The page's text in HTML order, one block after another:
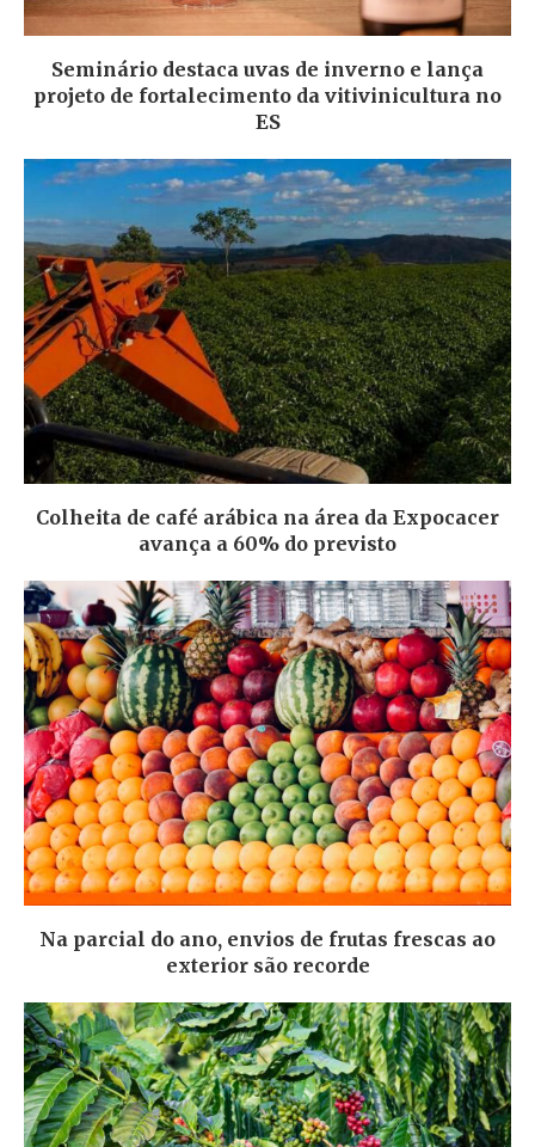
Seminário destaca uvas de inverno e lança
projeto de fortalecimento da vitivinicultura no
ES
Colheita de café arábica na área da Expocacer
avança a 60% do previsto
Na parcial do ano, envios de frutas frescas ao
exterior são recorde